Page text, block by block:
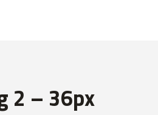
2 – 36px